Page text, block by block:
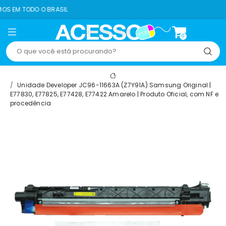
BRASIL
0
Unidade Developer JC96-11663A (Z7Y91A) Samsung Original |
E77830, E77825, E77428, E77422 Amarelo | Produto Oficial, com NF e
procedência